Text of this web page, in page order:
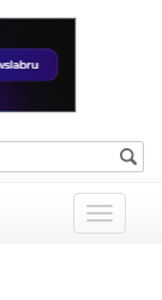
Показать
меню